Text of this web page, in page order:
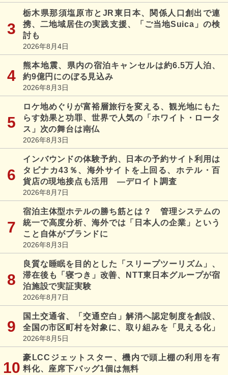
栃木県那須塩原市とJR東日本、関係人口創出で連
携、二地域居住の実践支援、「ご当地Suica」の検
討も
2026年8月4日
熊本地震、県内の宿泊キャンセルは約6.5万人泊、
約9億円にのぼる見込み
2026年8月3日
ロケ地めぐりが富裕層旅行を変える、観光地にもた
らす効果と功罪、世界で人気の「ホワイト・ロータ
ス」次の舞台は南仏
2026年8月3日
インバウンドの体験予約、日本の予約サイト利用は
タビナカ43％、海外サイトを上回る、ホテル・百
貨店の現地接点も活用 ―デロイト調査
2026年8月7日
宿泊主体型ホテルの勝ち筋とは？ 管理システムの
統一で高度分析、海外では「日本人の企業」という
こと自体がブランドに
2026年8月3日
良質な睡眠を目的とした「スリープツーリズム」、
滞在後も「寝つき」改善、NTT東日本グループが宿
泊施設で実証実験
2026年8月7日
国土交通省、「交通空白」解消へ認定制度を創設、
全国の市区町村を対象に、取り組みを「見える化」
2026年8月5日
豪LCCジェットスター、機内で頭上棚の利用を有
料化、座席下バッグ1個は無料